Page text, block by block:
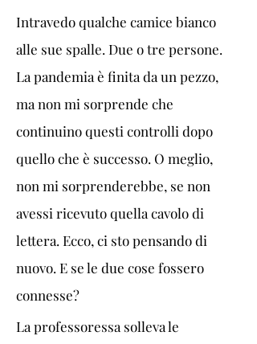
Intravedo qualche camice bianco
alle sue spalle. Due o tre persone.
La pandemia è finita da un pezzo,
ma non mi sorprende che
continuino questi controlli dopo
quello che è successo. O meglio,
non mi sorprenderebbe, se non
avessi ricevuto quella cavolo di
lettera. Ecco, ci sto pensando di
nuovo. E se le due cose fossero
connesse?
La professoressa solleva le